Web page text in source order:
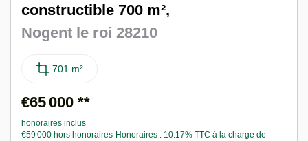
constructible 700 m²,
Nogent le roi 28210
701 m²
€65 000 **
honoraires inclus
€59 000 hors honoraires Honoraires : 10.17% TTC à la charge de